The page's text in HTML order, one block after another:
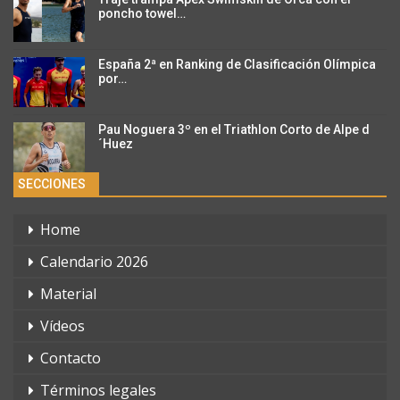
poncho towel…
España 2ª en Ranking de Clasificación Olímpica
por…
Pau Noguera 3º en el Triathlon Corto de Alpe d
´Huez
SECCIONES
Home
Calendario 2026
Material
Vídeos
Contacto
Términos legales